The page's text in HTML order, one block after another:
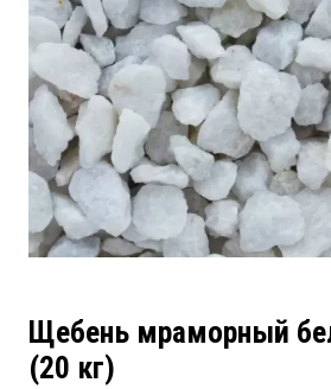
Щебень мраморный
(20 кг)